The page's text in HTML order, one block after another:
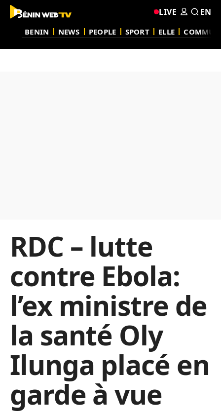
BENIN NEWS PEOPLE SPORT ELLE
LIVE EN
RDC – lutte
contre Ebola:
l’ex ministre de
la santé Oly
Ilunga placé en
garde à vue